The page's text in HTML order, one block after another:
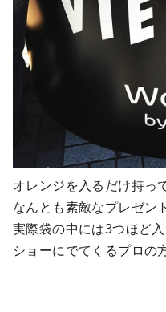
オレンジを入るだけ持っ
なんとも素敵なプレゼン
実際袋の中には3つほど
ショーにでてくるプロの